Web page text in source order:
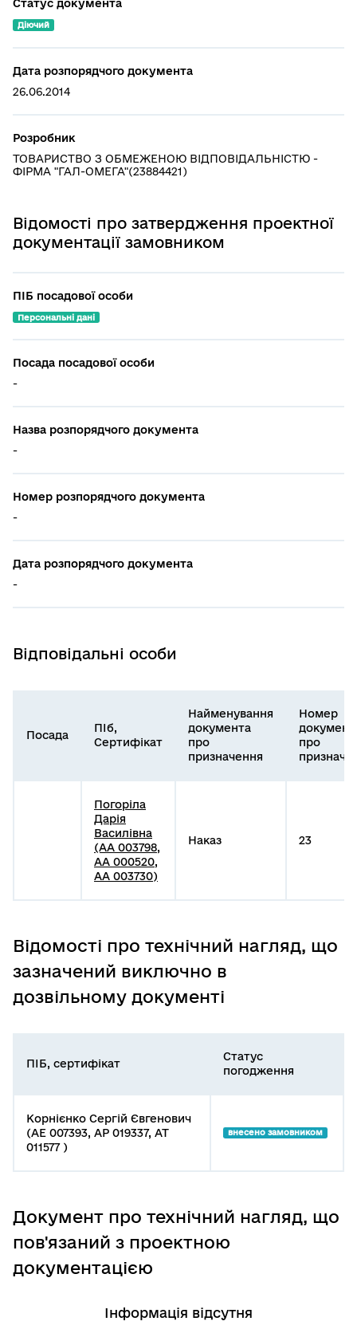
Статус документа
Діючий
Дата розпорядчого документа
26.06.2014
Розробник
ТОВАРИСТВО З ОБМЕЖЕНОЮ ВІДПОВІДАЛЬНІСТЮ -
ФІРМА "ГАЛ-ОМЕГА"(23884421)
Відомості про затвердження проектної
документації замовником
ПІБ посадової особи
Персональні дані
Посада посадової особи
-
Назва розпорядчого документа
-
Номер розпорядчого документа
-
Дата розпорядчого документа
-
Відповідальні особи
Посада
ПІб,
Сертифікат
Найменування
документа
про
призначення
Номер
про
Погоріла
Дарія
Василівна
(АА 003798,
АА 000520,
АА 003730)
Наказ 23
Відомості про технічний нагляд, що
зазначений виключно в
дозвільному документі
ПІБ, сертифікат
Статус
погодження
Корнієнко Сергій Євгенович
(АЕ 007393, АР 019337, АТ
011577 )
внесено замовником
Документ про технічний нагляд, що
пов'язаний з проектною
документацією
Інформація відсутня